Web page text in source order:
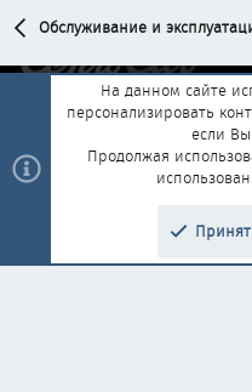
Обслуживание и
Обратная связь
Условия и
Политика
add-ons by ThemeHouse
На данном сайте
персонализировать
если Вы
Продолжая